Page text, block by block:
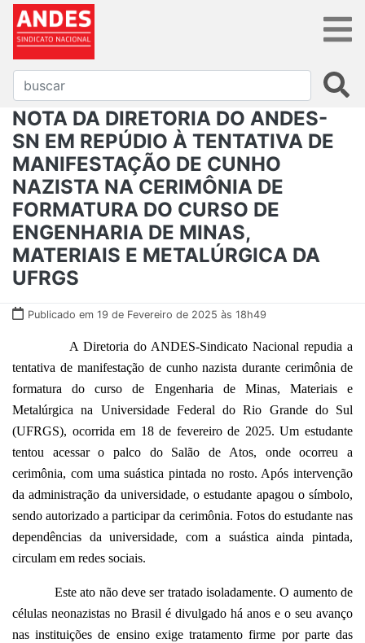
NOTA DA DIRETORIA DO ANDES-
SN EM REPÚDIO À TENTATIVA DE
MANIFESTAÇÃO DE CUNHO
NAZISTA NA CERIMÔNIA DE
FORMATURA DO CURSO DE
ENGENHARIA DE MINAS,
MATERIAIS E METALÚRGICA DA
UFRGS
Publicado em 19 de Fevereiro de 2025 às 18h49
A Diretoria do ANDES-Sindicato Nacional repudia a
tentativa de manifestação de cunho nazista durante cerimônia de
formatura do curso de Engenharia de Minas, Materiais e
Metalúrgica na Universidade Federal do Rio Grande do Sul
(UFRGS), ocorrida em 18 de fevereiro de 2025. Um estudante
tentou acessar o palco do Salão de Atos, onde ocorreu a
cerimônia, com uma suástica pintada no rosto. Após intervenção
da administração da universidade, o estudante apagou o símbolo,
sendo autorizado a participar da cerimônia. Fotos do estudante nas
dependências da universidade, com a suástica ainda pintada,
circulam em redes sociais.
Este ato não deve ser tratado isoladamente. O aumento de
células neonazistas no Brasil é divulgado há anos e o seu avanço
nas instituições de ensino exige tratamento firme por parte das